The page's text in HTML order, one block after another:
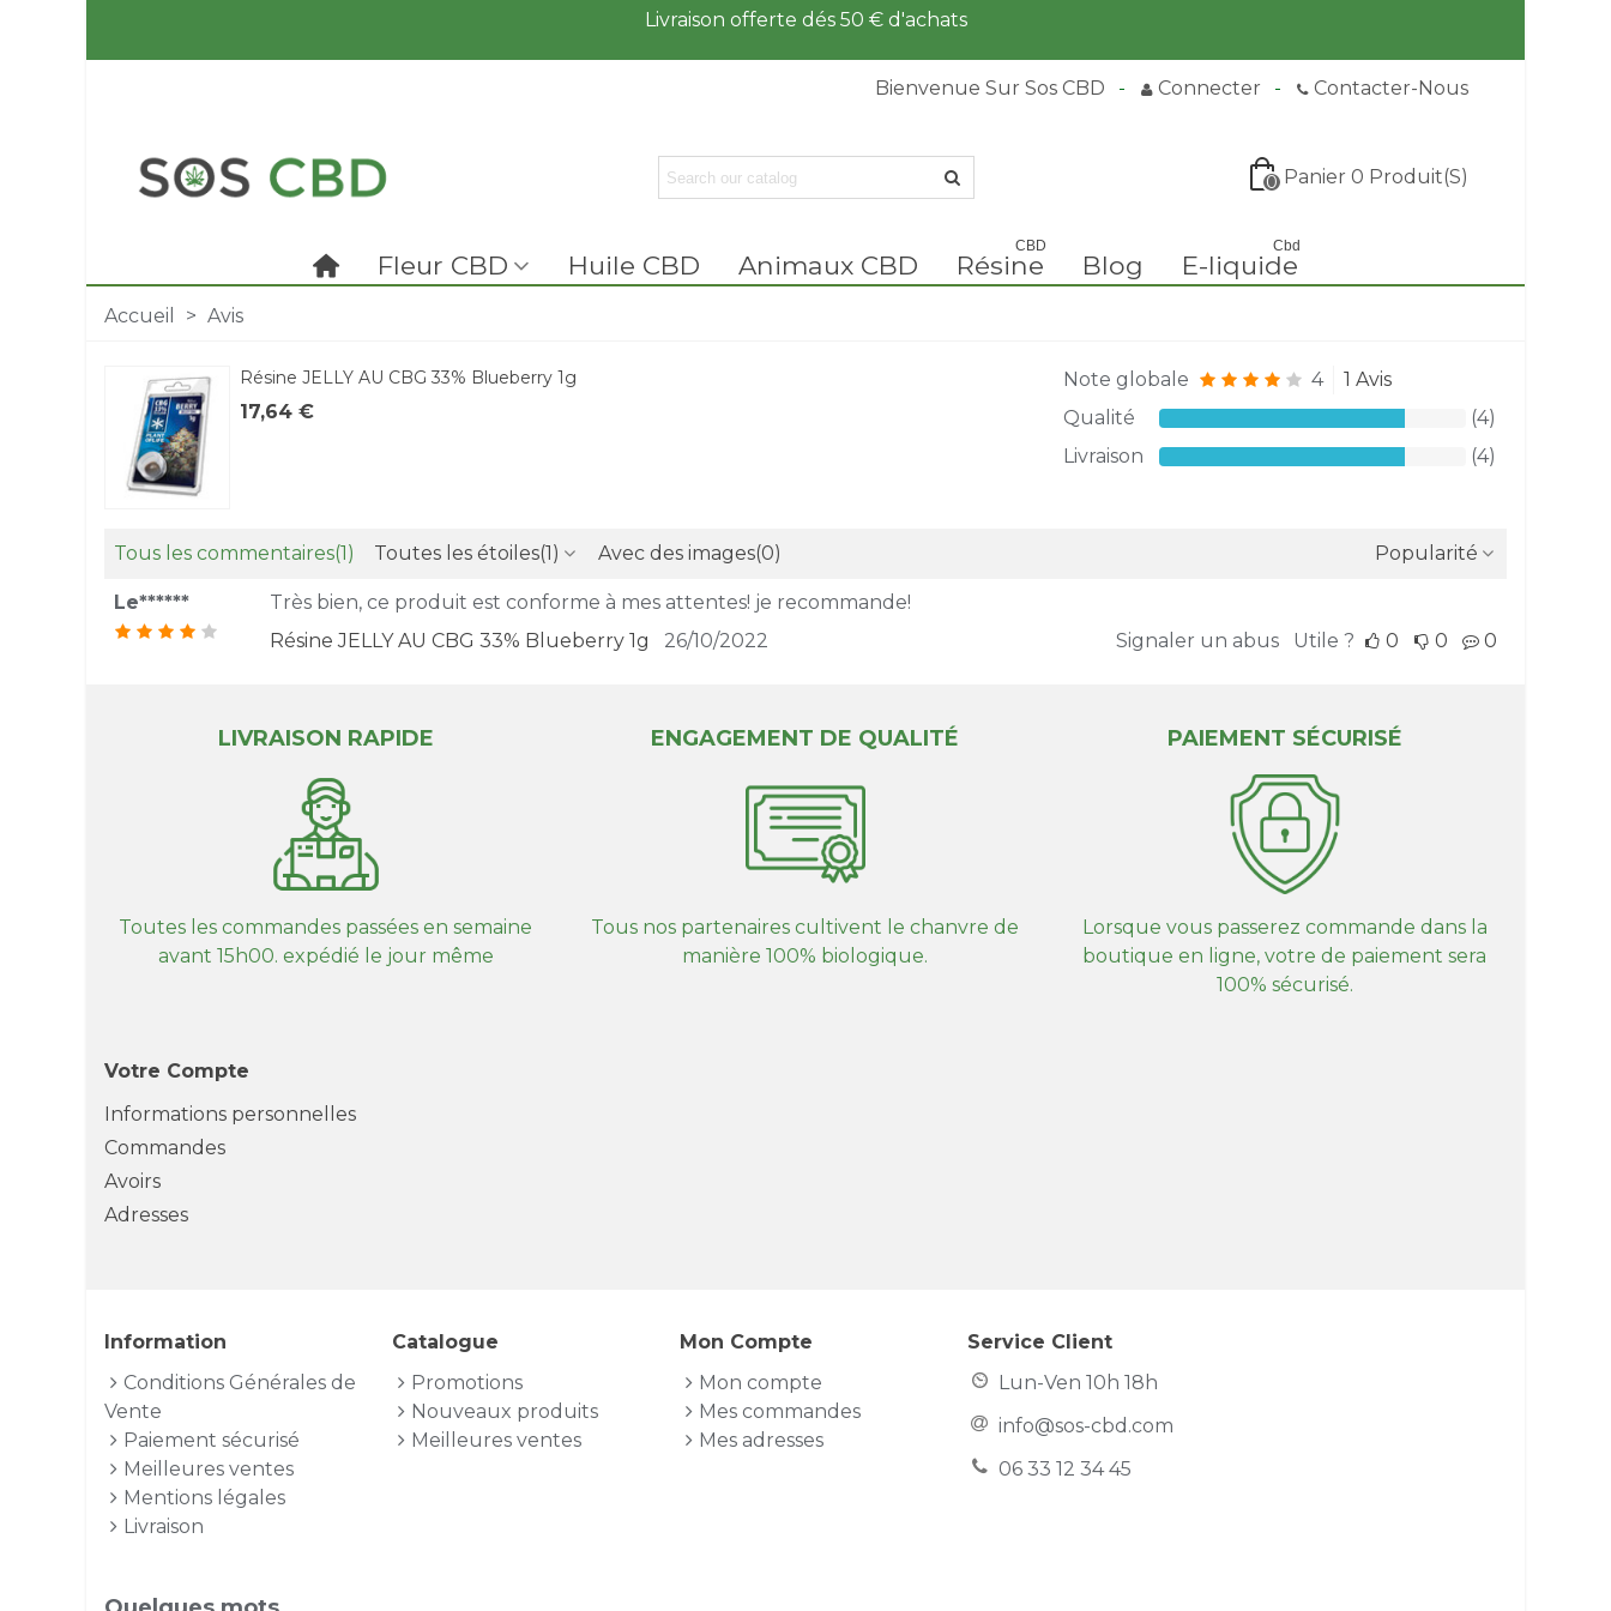
Livraison offerte dés 50 € d'achats
Bienvenue Sur Sos CBD Connecter Contacter-Nous
0 Panier 0 Produit(s)
Fleur CBD Huile CBD Animaux CBD Résine
CBD
Blog E-liquide
Cbd
Accueil > Avis
Résine JELLY AU CBG 33% Blueberry 1g
17,64 €
Note globale 4
1 Avis
Qualité
(4)
Livraison
(4)
Tous les commentaires(1) Toutes les étoiles(1) Avec des images(0) Popularité
Le******
Très bien, ce produit est conforme à mes attentes! je recommande!
Résine JELLY AU CBG 33% Blueberry 1g
26/10/2022 Signaler un abus Utile ? 0 0 0
LIVRAISON RAPIDE
Toutes les commandes passées en semaine
avant 15h00. expédié le jour même
ENGAGEMENT DE QUALITÉ
Tous nos partenaires cultivent le chanvre de
manière 100% biologique.
PAIEMENT SÉCURISÉ
Lorsque vous passerez commande dans la
boutique en ligne, votre de paiement sera
100% sécurisé.
Votre Compte
Informations personnelles
Commandes
Avoirs
Adresses
Information
Conditions Générales de
Vente
Paiement sécurisé
Meilleures ventes
Mentions légales
Livraison
Catalogue
Promotions
Nouveaux produits
Meilleures ventes
Mon Compte
Mon compte
Mes commandes
Mes adresses
Service Client
Lun-Ven 10h 18h
info@sos-cbd.com
06 33 12 34 45